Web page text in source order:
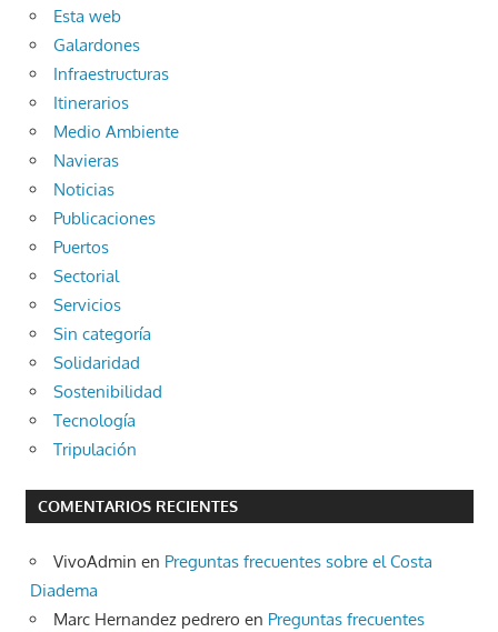
Esta web
Galardones
Infraestructuras
Itinerarios
Medio Ambiente
Navieras
Noticias
Publicaciones
Puertos
Sectorial
Servicios
Sin categoría
Solidaridad
Sostenibilidad
Tecnología
Tripulación
COMENTARIOS RECIENTES
VivoAdmin en Preguntas frecuentes sobre el Costa
Diadema
Marc Hernandez pedrero en Preguntas frecuentes